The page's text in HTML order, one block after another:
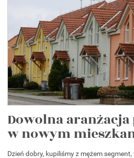
Dowolna
w nowym
Dzień dobry, kupiliśmy z mężem